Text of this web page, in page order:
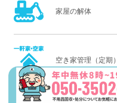
家屋の解体
空き家管理（定期）